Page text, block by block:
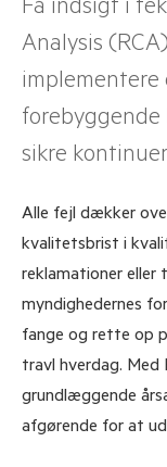
Analysis
implementere
sikre
Alle fejl dækker
kvalitetsbrist i
reklamationer eller
myndighedernes
fange og rette op
travl hverdag. Med
grundlæggende
afgørende for at